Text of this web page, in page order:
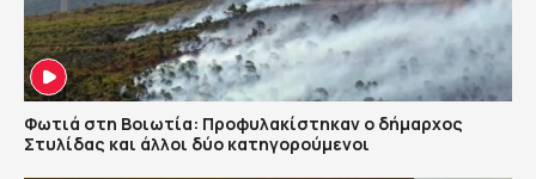
Φωτιά στη Βοιωτία: Προφυλακίστηκαν ο δήμαρχος
Στυλίδας και άλλοι δύο κατηγορούμενοι